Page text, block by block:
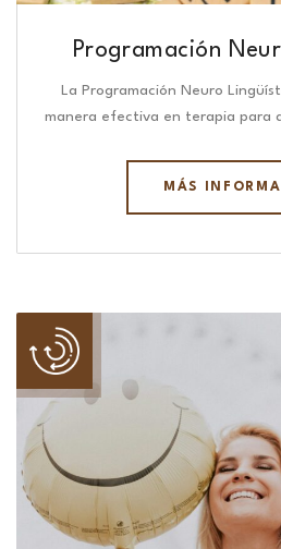
Programación
La Programación Neuro
manera efectiva en terapia para
MÁS